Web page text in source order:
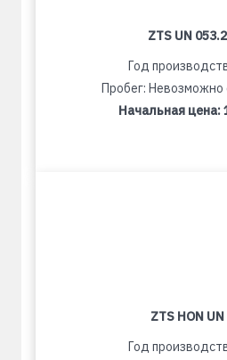
ZTS UN
Год
Пробег: Невозможно
Начальная цена:
ZTS HON
Год